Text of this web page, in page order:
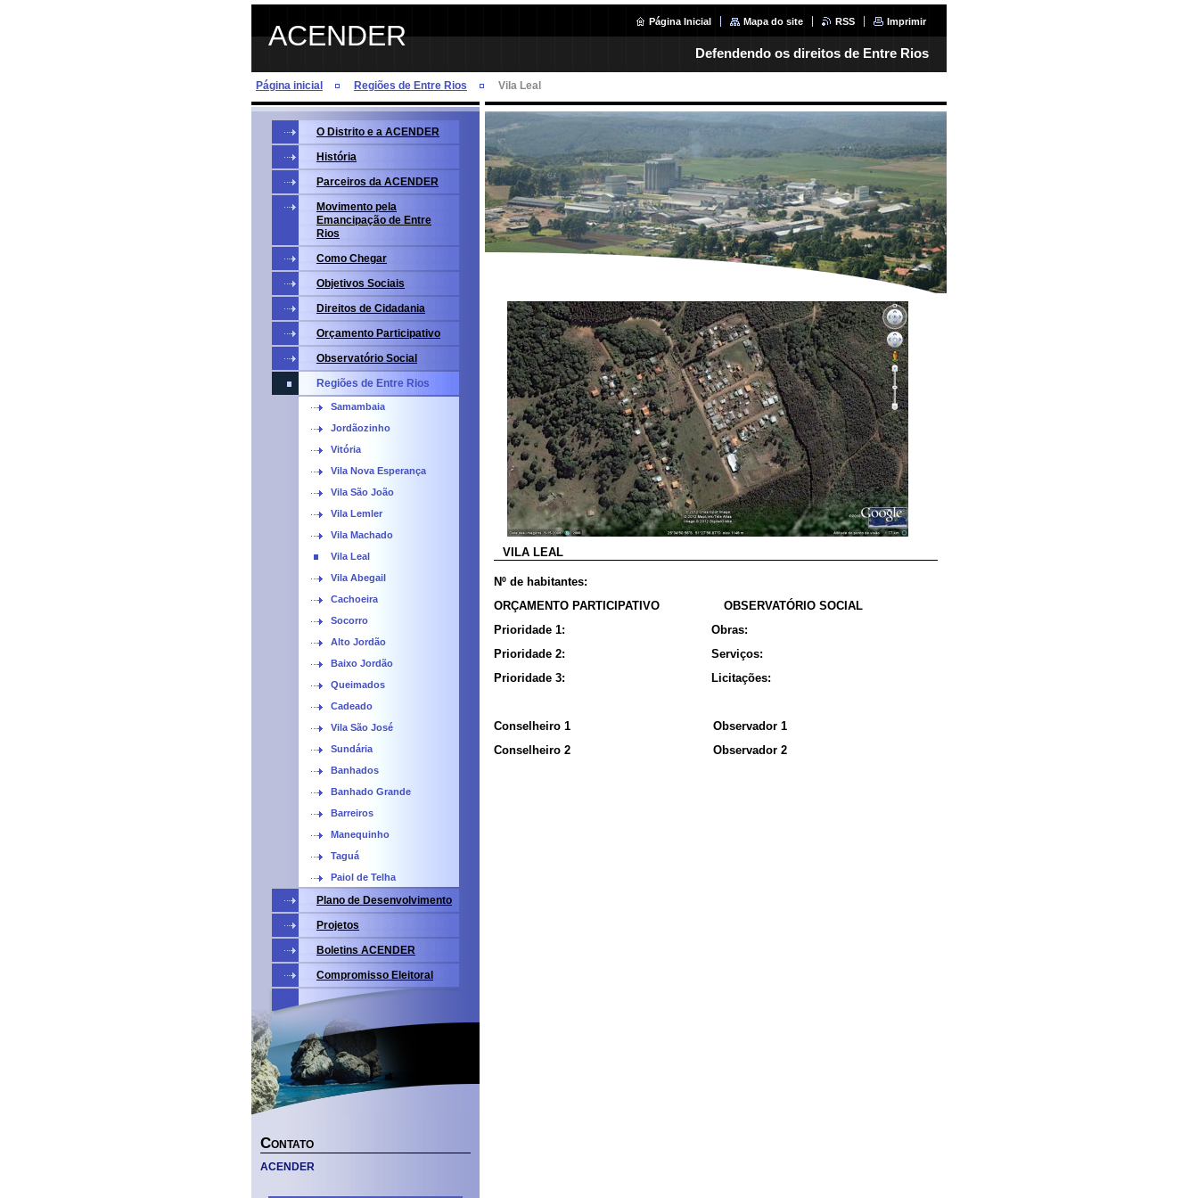
ACENDER Página Inicial Mapa do site RSS Imprimir
Defendendo os direitos de Entre Rios
Página inicial Regiões de Entre Rios Vila Leal
VILA LEAL
Nº de habitantes:
ORÇAMENTO PARTICIPATIVO OBSERVATÓRIO SOCIAL
Prioridade 1: Obras:
Prioridade 2: Serviços:
Prioridade 3: Licitações:
Conselheiro 1 Observador 1
Conselheiro 2 Observador 2
O Distrito e a ACENDER
História
Parceiros da ACENDER
Movimento pela
Emancipação de Entre
Rios
Como Chegar
Objetivos Sociais
Direitos de Cidadania
Orçamento Participativo
Observatório Social
Regiões de Entre Rios
Samambaia
Jordãozinho
Vitória
Vila Nova Esperança
Vila São João
Vila Lemler
Vila Machado
Vila Leal
Vila Abegail
Cachoeira
Socorro
Alto Jordão
Baixo Jordão
Queimados
Cadeado
Vila São José
Sundária
Banhados
Banhado Grande
Barreiros
Manequinho
Taguá
Paiol de Telha
Plano de Desenvolvimento
Projetos
Boletins ACENDER
Compromisso Eleitoral
CONTATO
ACENDER